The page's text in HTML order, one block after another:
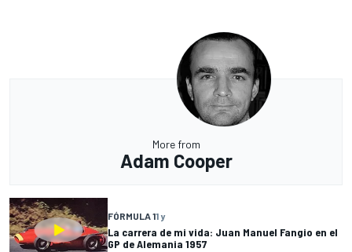
More from
Adam Cooper
FÓRMULA 11 y
La carrera de mi vida: Juan Manuel Fangio en el
GP de Alemania 1957